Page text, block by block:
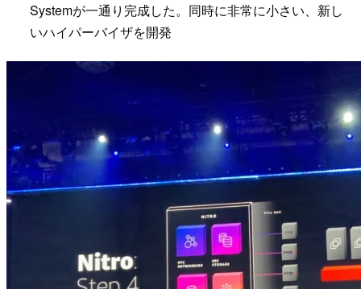
Systemが一通り完成した。同時に非常に小さい、新し
いハイパーバイザを開発